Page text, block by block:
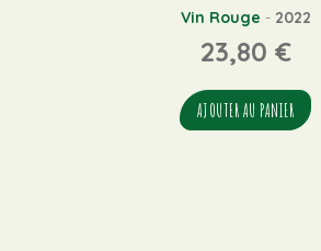
Vin Rouge - 2022
23,80 €
AJOUTER AU PANIER